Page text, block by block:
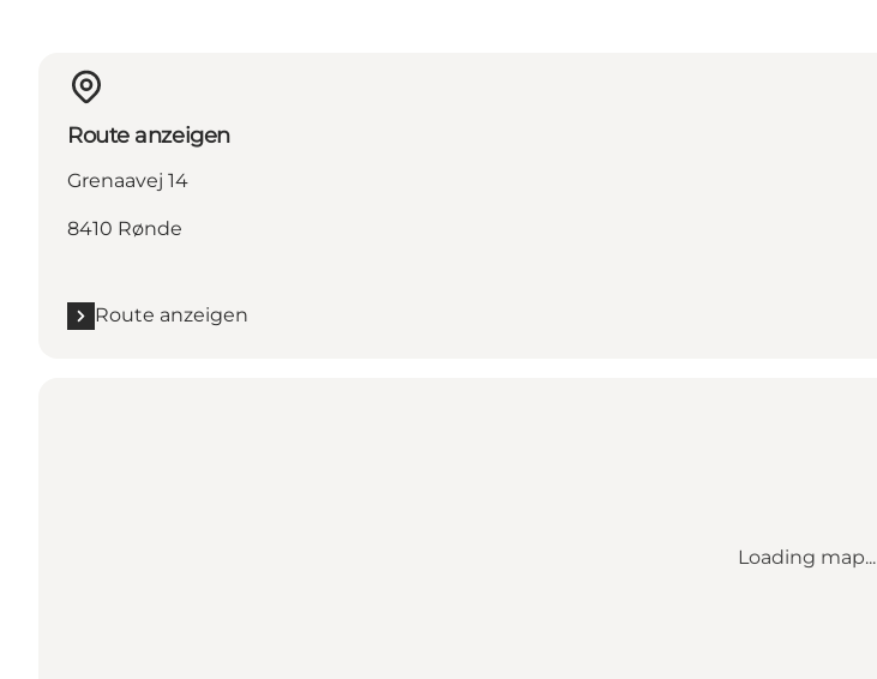
Route anzeigen
Grenaavej 14
8410 Rønde
Route anzeigen
Loading map...